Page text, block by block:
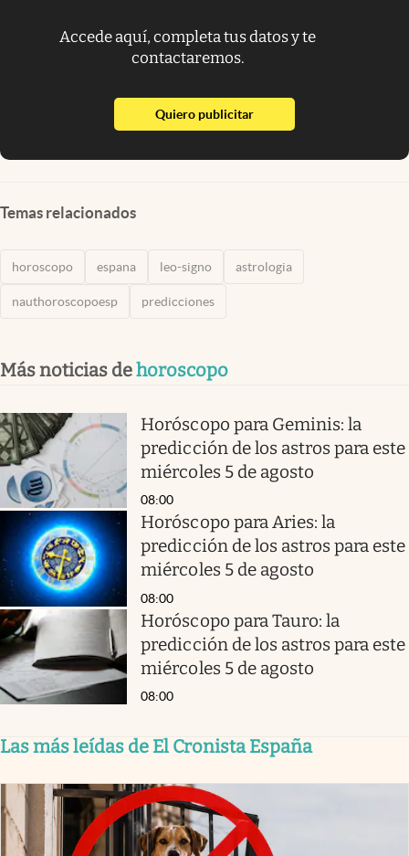
Accede aquí, completa tus datos y te
contactaremos.
Quiero publicitarabre en nueva pestaña
Temas relacionados
horoscopo espana leo-signo astrologia
nauthoroscopoesp predicciones
Más noticias dehoroscopo
Horóscopo para Geminis: la
predicción de los astros para este
miércoles 5 de agosto
08:00
Horóscopo para Aries: la
predicción de los astros para este
miércoles 5 de agosto
08:00
Horóscopo para Tauro: la
predicción de los astros para este
miércoles 5 de agosto
08:00
Las más leídas de El Cronista España